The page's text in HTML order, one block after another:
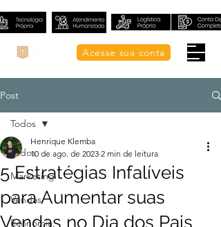
Acesse sua conta
Post
Todos
Marketing
Vendas
Economia
Todos
5 Estratégias Infalíveis
para Aumentar suas
Vendas no Dia dos Pais
Henrique Klemba
10 de ago. de 2023 2 min de leitura